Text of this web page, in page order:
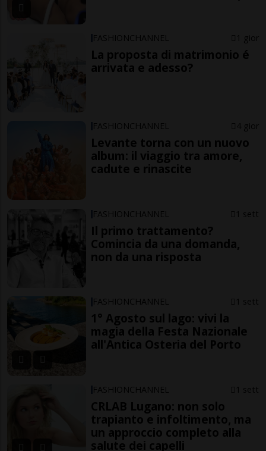
FASHIONCHANNEL 1 gior
La proposta di matrimonio é
arrivata e adesso?
FASHIONCHANNEL 4 gior
Levante torna con un nuovo
album: il viaggio tra amore,
cadute e rinascite
FASHIONCHANNEL 1 sett
Il primo trattamento?
Comincia da una domanda,
non da una risposta
FASHIONCHANNEL 1 sett
1° Agosto sul lago: vivi la
magia della Festa Nazionale
all'Antica Osteria del Porto
FASHIONCHANNEL 1 sett
CRLAB Lugano: non solo
trapianto e infoltimento, ma
un approccio completo alla
salute dei capelli